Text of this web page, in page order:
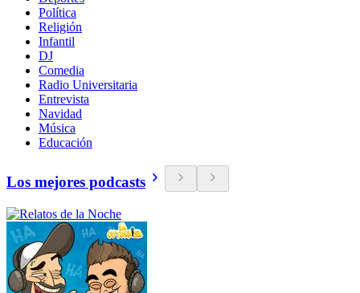
Política
Religión
Infantil
DJ
Comedia
Radio Universitaria
Entrevista
Navidad
Música
Educación
Los mejores podcasts